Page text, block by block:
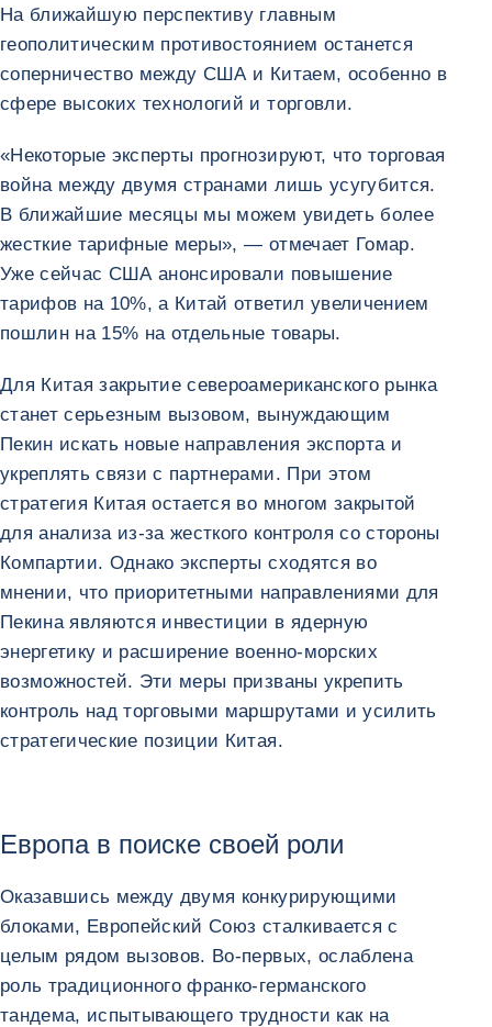
На ближайшую перспективу главным
геополитическим противостоянием останется
соперничество между США и Китаем, особенно в
сфере высоких технологий и торговли.
«Некоторые эксперты прогнозируют, что торговая
война между двумя странами лишь усугубится.
В ближайшие месяцы мы можем увидеть более
жесткие тарифные меры», — отмечает Гомар.
Уже сейчас США анонсировали повышение
тарифов на 10%, а Китай ответил увеличением
пошлин на 15% на отдельные товары.
Для Китая закрытие североамериканского рынка
станет серьезным вызовом, вынуждающим
Пекин искать новые направления экспорта и
укреплять связи с партнерами. При этом
стратегия Китая остается во многом закрытой
для анализа из-за жесткого контроля со стороны
Компартии. Однако эксперты сходятся во
мнении, что приоритетными направлениями для
Пекина являются инвестиции в ядерную
энергетику и расширение военно-морских
возможностей. Эти меры призваны укрепить
контроль над торговыми маршрутами и усилить
стратегические позиции Китая.
Европа в поиске своей роли
Оказавшись между двумя конкурирующими
блоками, Европейский Союз сталкивается с
целым рядом вызовов. Во-первых, ослаблена
роль традиционного франко-германского
тандема, испытывающего трудности как на